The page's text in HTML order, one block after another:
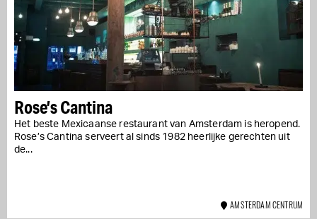
Rose’s Cantina
Het beste Mexicaanse restaurant van Amsterdam is heropend.
Rose’s Cantina serveert al sinds 1982 heerlijke gerechten uit
de...
AMSTERDAM CENTRUM